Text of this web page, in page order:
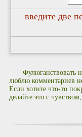
введите две
Фулюганствовать
люблю комментариев
Если хотите что-то
делайте это с